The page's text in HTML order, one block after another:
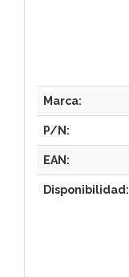
Marca:
P/N:
EAN:
Disponibilidad: